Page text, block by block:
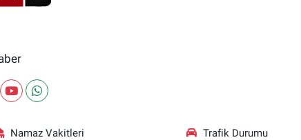
Namaz Vakitleri Trafik Durumu